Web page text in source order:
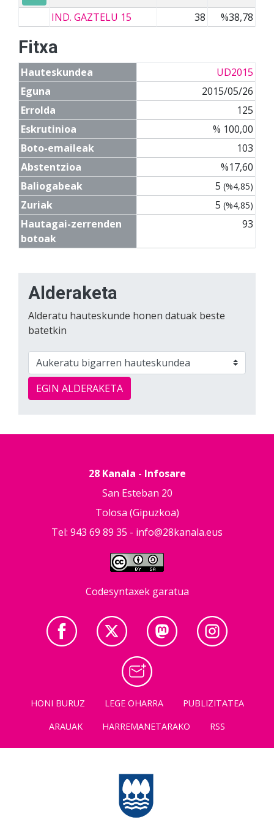
IND. GAZTELU 15
38 %38,78
Fitxa
Hauteskundea
UD2015
Eguna
2015/05/26
Errolda
125
Eskrutinioa
% 100,00
Boto-emaileak
103
Abstentzioa
%17,60
Baliogabeak
5 (%4,85)
Zuriak 5 (%4,85)
Hautagai-zerrenden
botoak
93
Alderaketa
Alderatu hauteskunde honen datuak beste
batetkin
EGIN ALDERAKETA
28 Kanala - Infosare
San Esteban 20
Tolosa (Gipuzkoa)
Tel: 943 69 89 35 - info@28kanala.eus
Codesyntaxek garatua
HONI BURUZ LEGE OHARRA
PUBLIZITATEA
ARAUAK
HARREMANETARAKO RSS